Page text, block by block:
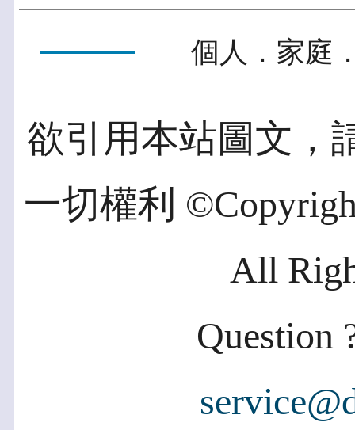
個人．家庭
欲引用本站圖文，
一切權利
All
Question